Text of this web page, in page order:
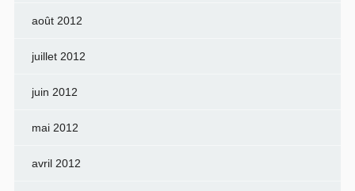
août 2012
juillet 2012
juin 2012
mai 2012
avril 2012